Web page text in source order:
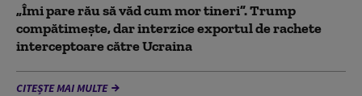
„Îmi pare rău să văd cum mor tineri”. Trump
compătimește, dar interzice exportul de rachete
interceptoare către Ucraina
CITEȘTE MAI MULTE